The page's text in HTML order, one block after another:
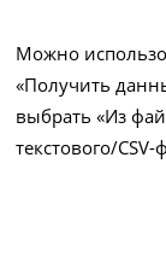
Можно
«Получить
выбрать «Из
текстового/CSV-